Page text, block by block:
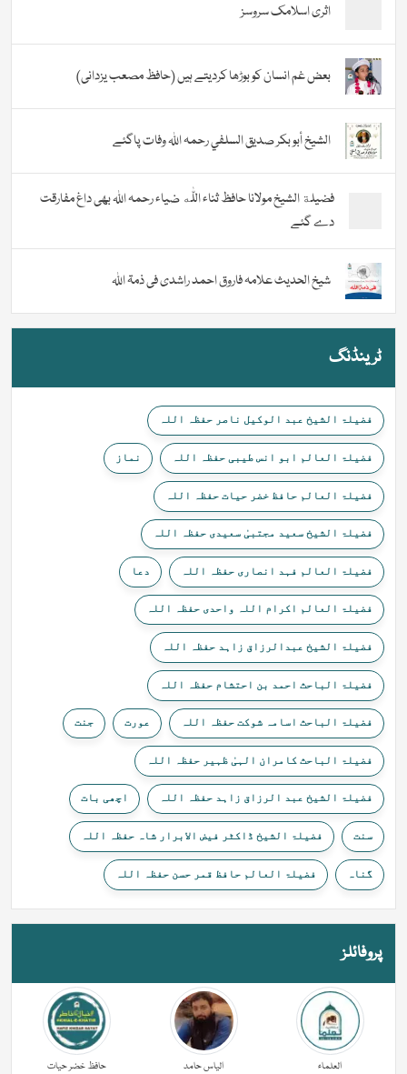
اثری اسلامک سروسز
بعض غم انسان کو بوڑھا کردیتے ہیں (حافظ مصعب یزدانی)
الشيخ أبو بكر صديق السلفي رحمہ اللہ وفات پاگئے
فضیلة الشيخ مولانا حافظ ثناء اللّٰه ضیاء رحمہ اللہ بھی داغ مفارقت
دے گئے
شیخ الحدیث علامہ فاروق احمد راشدی فی ذمۃ اللہ
ٹرینڈنگ
فضیلۃ الشیخ عبد الوکیل ناصر حفظہ اللہ
فضیلۃ العالم ابو انس طیبی حفظہ اللہ نماز
فضیلۃ العالم حافظ خضر حیات حفظہ اللہ
فضیلۃ الشیخ سعید مجتبیٰ سعیدی حفظہ اللہ
فضیلۃ العالم فہد انصاری حفظہ اللہ دعا
فضیلۃ العالم اکرام اللہ واحدی حفظہ اللہ
فضیلۃ الشیخ عبدالرزاق زاہد حفظہ اللہ
فضیلۃ الباحث احمد بن احتشام حفظہ اللہ
فضیلۃ الباحث اسامہ شوکت حفظہ اللہ عورت جنت
فضیلۃ الباحث کامران الہیٰ ظہیر حفظہ اللہ
فضیلۃ الشیخ عبد الرزاق زاہد حفظہ اللہ اچھی بات
سنت فضیلۃ الشیخ ڈاکٹر فیض الابرار شاہ حفظہ اللہ
گناہ فضیلۃ العالم حافظ قمر حسن حفظہ اللہ
پروفائلز
العلماء الیاس حامد حافظ خضر حیات